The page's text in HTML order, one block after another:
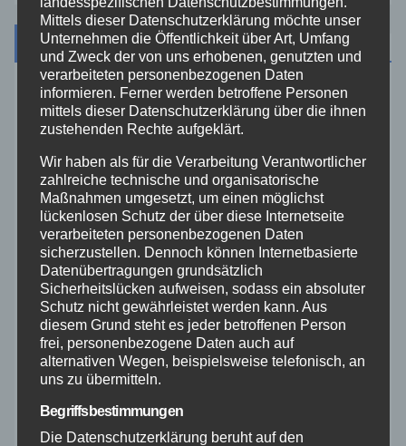
Kategorien
Aktuelles
Altenkirchen
Bundespolizei
Feuerwehr
Hilfsorganisationen
Mayen-Koblenz
Neuwied
Mittels dieser Datenschutzerklärung möchte unser
Unternehmen die Öffentlichkeit über Art, Umfang
und Zweck der von uns erhobenen, genutzten und
verarbeiteten personenbezogenen Daten
informieren. Ferner werden betroffene Personen
mittels dieser Datenschutzerklärung über die ihnen
zustehenden Rechte aufgeklärt.
Wir haben als für die Verarbeitung Verantwortlicher
zahlreiche technische und organisatorische
Maßnahmen umgesetzt, um einen möglichst
lückenlosen Schutz der über diese Internetseite
verarbeiteten personenbezogenen Daten
sicherzustellen. Dennoch können Internetbasierte
Datenübertragungen grundsätzlich
Sicherheitslücken aufweisen, sodass ein absoluter
Schutz nicht gewährleistet werden kann. Aus
diesem Grund steht es jeder betroffenen Person
frei, personenbezogene Daten auch auf
alternativen Wegen, beispielsweise telefonisch, an
uns zu übermitteln.
Begriffsbestimmungen
Die Datenschutzerklärung beruht auf den